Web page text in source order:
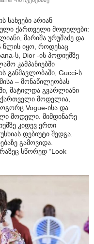
სახეები არიან
ქართველი მოდელები:
მარიშა ურუშაძე და
იყო, როდესაც
ს, Dior -ის პოდიუმზე
კამპანიებში
განმავლობაში, Gucci-ს
– მონაწილეობას
მატილდა გვარლიანი
ქართველი მოდელია,
Vogue-ისა და
მოდელი. მიმდინარე
კიდევ ერთი
დებიუტი შედგა.
გამოვიდა.
სწორედ “Look